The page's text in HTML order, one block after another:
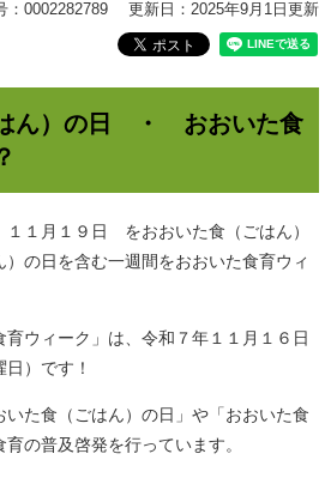
：0002282789 更新日：2025年9月1日更新
ん）の日 ・ おおいた食
１月１９日 をおおいた食（ごはん）
の日を含む一週間をおおいた食育ウィ
ウィーク」は、令和７年１１月１６日
日）です！
いた食（ごはん）の日」や「おおいた食
の普及啓発を行っています。